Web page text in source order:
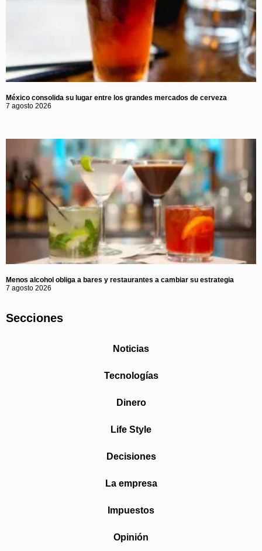
México consolida su lugar entre los grandes mercados de cerveza
7 agosto 2026
Menos alcohol obliga a bares y restaurantes a cambiar su estrategia
7 agosto 2026
Secciones
Noticias
Tecnologías
Dinero
Life Style
Decisiones
La empresa
Impuestos
Opinión